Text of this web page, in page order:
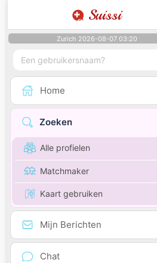
Suissi
Zurich 2026-08-07 03:20
Home
Zoeken
Alle profielen
Matchmaker
Kaart gebruiken
Mijn Berichten
Chat